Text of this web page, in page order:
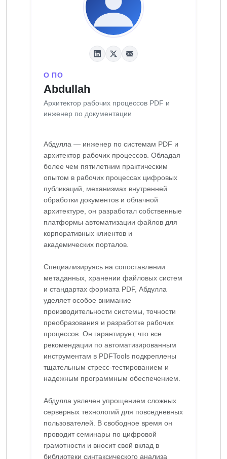
О ПО
Abdullah
Архитектор рабочих процессов PDF и
инженер по документации
Абдулла — инженер по системам PDF и
архитектор рабочих процессов. Обладая
более чем пятилетним практическим
опытом в рабочих процессах цифровых
публикаций, механизмах внутренней
обработки документов и облачной
архитектуре, он разработал собственные
платформы автоматизации файлов для
корпоративных клиентов и
академических порталов.
Специализируясь на сопоставлении
метаданных, хранении файловых систем
и стандартах формата PDF, Абдулла
уделяет особое внимание
производительности системы, точности
преобразования и разработке рабочих
процессов. Он гарантирует, что все
рекомендации по автоматизированным
инструментам в PDFTools подкреплены
тщательным стресс-тестированием и
надежным программным обеспечением.
Абдулла увлечен упрощением сложных
серверных технологий для повседневных
пользователей. В свободное время он
проводит семинары по цифровой
грамотности и вносит свой вклад в
библиотеки синтаксического анализа